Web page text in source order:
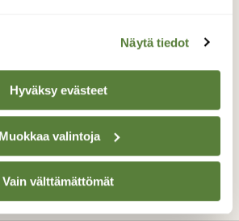
Näytä tiedot
Hyväksy evästeet
Muokkaa valintoja
Vain välttämättömät
Peltonen, Lieto 13.1.2022
LISTAAN